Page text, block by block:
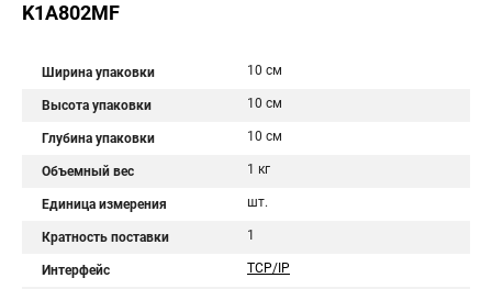
K1A802MF
Ширина упаковки 10 см
Высота упаковки 10 см
Глубина упаковки 10 см
Объемный вес 1 кг
Единица измерения шт.
Кратность поставки 1
Интерфейс TCP/IP